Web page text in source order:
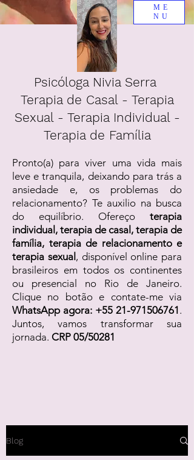
Psicóloga Nivia Serra
Terapia de Casal - Terapia
Sexual - Terapia Individual -
Terapia de Família
Pronto(a) para viver uma vida mais
leve e tranquila, deixando para trás a
ansiedade e, os problemas do
relacionamento? Te auxilio na busca
do equilíbrio. Ofereço terapia
individual, terapia de casal, terapia de
família, terapia de relacionamento e
terapia sexual , disponível online para
brasileiros em todos os continentes
ou presencial no Rio de Janeiro.
Clique no botão e contate-me via
WhatsApp agora: +55 21-971506761 .
Juntos, vamos transformar sua
jornada. CRP 05/50281
ME
NU
Blog